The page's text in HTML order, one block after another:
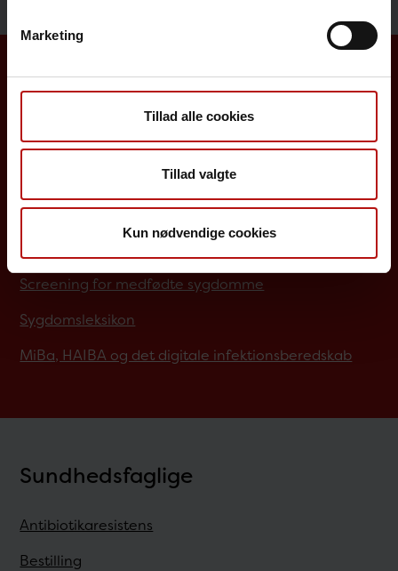
Marketing
Tillad alle cookies
Tillad valgte
Kun nødvendige cookies
Borgere
Det danske børnevaccinationsprogram
Influenzavaccination
Job på SSI
Screening for medfødte sygdomme
Sygdomsleksikon
MiBa, HAIBA og det digitale infektionsberedskab
Sundhedsfaglige
Antibiotikaresistens
Bestilling